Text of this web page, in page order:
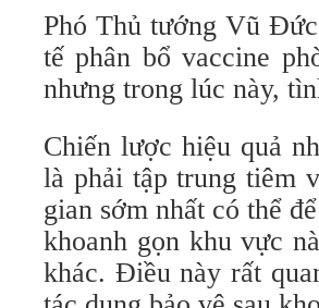
Phó Thủ tướng Vũ
tế phân bổ vaccine
nhưng trong lúc này,
Chiến lược hiệu quả
là phải tập trung tiêm
gian sớm nhất có thể
khoanh gọn khu vực
khác. Điều này rất